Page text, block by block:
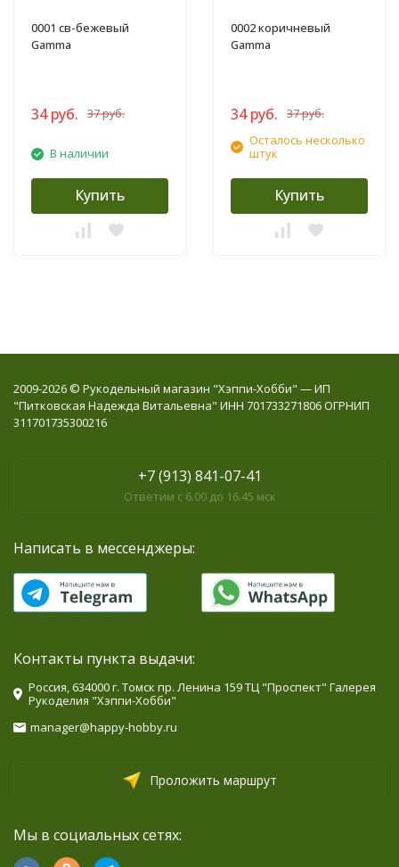
0001 св-бежевый
Gamma
34 руб. 37 руб.
В наличии
Купить
0002 коричневый
Gamma
34 руб. 37 руб.
Осталось несколько
штук
Купить
2009-2026 © Рукодельный магазин "Хэппи-Хобби" — ИП
"Питковская Надежда Витальевна" ИНН 701733271806 ОГРНИП
311701735300216
+7 (913) 841-07-41
Ответим с 6.00 до 16.45 мск
Написать в мессенджеры:
Контакты пункта выдачи:
Россия, 634000 г. Томск пр. Ленина 159 ТЦ "Проспект" Галерея
Рукоделия "Хэппи-Хобби"
manager@happy-hobby.ru
Проложить маршрут
Мы в социальных сетях: